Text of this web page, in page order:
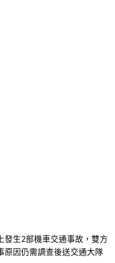
發生2部機車交通事故，雙方
原因仍需調查後送交通大隊